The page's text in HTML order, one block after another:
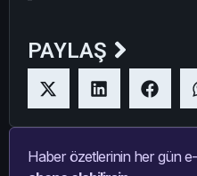
PAYLAŞ
Haber özetlerinin her gün